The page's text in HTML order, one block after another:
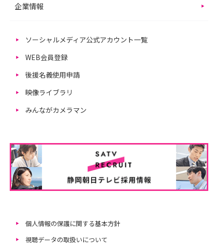
企業情報
ソーシャルメディア公式アカウント一覧
WEB会員登録
後援名義使用申請
映像ライブラリ
みんながカメラマン
個人情報の保護に関する基本方針
視聴データの取扱いについて